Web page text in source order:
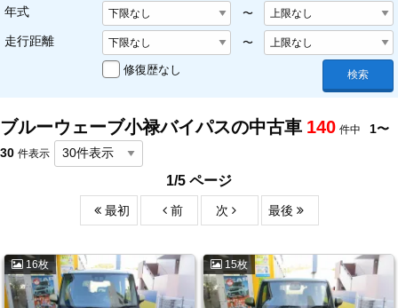
年式 〜
走行距離 〜
修復歴なし 検索
ブルーウェーブ小禄バイパスの中古車 140 件中
1〜
30 件表示
1/5 ページ
最初 前 次 最後
16枚 15枚